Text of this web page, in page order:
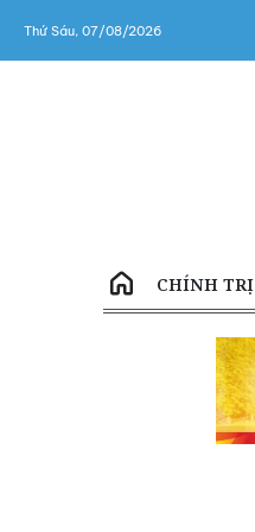
Thứ Sáu, 07/08/2026
CHÍNH TRỊ